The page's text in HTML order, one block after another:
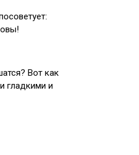
Вот как
гладкими и